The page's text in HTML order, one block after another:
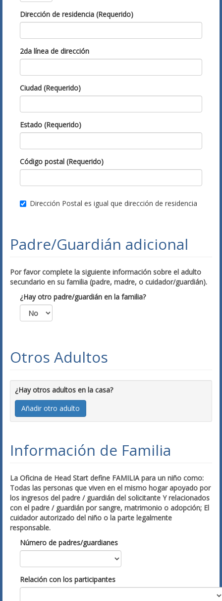
Dirección de residencia (Requerido)
2da línea de dirección
Ciudad (Requerido)
Estado (Requerido)
Código postal (Requerido)
Dirección Postal es igual que dirección de residencia
Padre/Guardián adicional
Por favor complete la siguiente información sobre el adulto
secundario en su familia (padre, madre, o cuidador/guardián).
¿Hay otro padre/guardián en la familia?
Otros Adultos
¿Hay otros adultos en la casa?
Añadir otro adulto
Información de Familia
La Oficina de Head Start define FAMILIA para un niño como:
Todas las personas que viven en el mismo hogar apoyado por
los ingresos del padre / guardián del solicitante Y relacionados
con el padre / guardián por sangre, matrimonio o adopción; El
cuidador autorizado del niño o la parte legalmente
responsable.
Número de padres/guardianes
Relación con los participantes